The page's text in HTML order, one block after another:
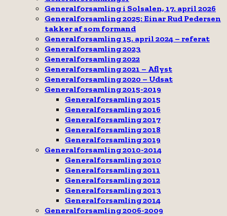
Generalforsamling i Solsalen, 17. april 2026
Generalforsamling 2025: Einar Rud Pedersen
takker af som formand
Generalforsamling 15. april 2024 – referat
Generalforsamling 2023
Generalforsamling 2022
Generalforsamling 2021 – Aflyst
Generalforsamling 2020 – Udsat
Generalforsamling 2015-2019
Generalforsamling 2015
Generalforsamling 2016
Generalforsamling 2017
Generalforsamling 2018
Generalforsamling 2019
Generalforsamling 2010-2014
Generalforsamling 2010
Generalforsamling 2011
Generalforsamling 2012
Generalforsamling 2013
Generalforsamling 2014
Generalforsamling 2006-2009